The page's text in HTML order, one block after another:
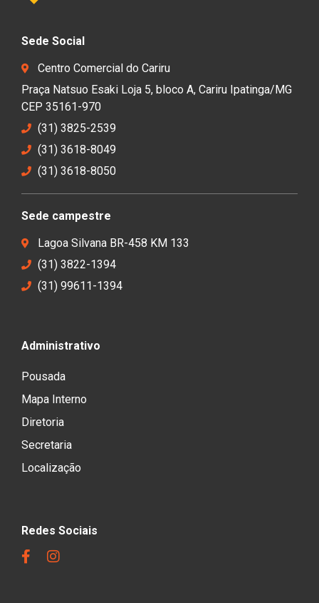
Sede Social
Centro Comercial do Cariru
Praça Natsuo Esaki Loja 5, bloco A, Cariru Ipatinga/MG
CEP 35161-970
(31) 3825-2539
(31) 3618-8049
(31) 3618-8050
Sede campestre
Lagoa Silvana BR-458 KM 133
(31) 3822-1394
(31) 99611-1394
Administrativo
Pousada
Mapa Interno
Diretoria
Secretaria
Localização
Redes Sociais